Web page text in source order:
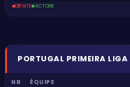
DÉFAITE VICTOIRE
PORTUGAL PRIMEIRA LIGA
NR ÉQUIPE